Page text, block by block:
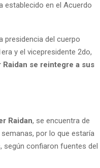
establecido en el Acuerdo
presidencia del cuerpo
y el vicepresidente 2do,
Raidan se reintegre a sus
Raidan, se encuentra de
por lo que estaría
según confiaron fuentes del